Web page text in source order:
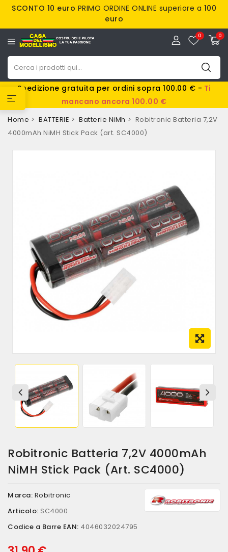
SCONTO 10 euro PRIMO ORDINE ONLINE superiore a 100
euro
0
0
Spedizione gratuita per ordini sopra 100.00 € - Ti
mancano ancora 100.00 €
Home BATTERIE Batterie NiMh
Robitronic Batteria 7,2V
4000mAh NiMH Stick Pack (art. SC4000)
Robitronic Batteria 7,2V 4000mAh
NiMH Stick Pack (art. SC4000)
Marca: Robitronic
Articolo: SC4000
Codice a Barre EAN: 4046032024795